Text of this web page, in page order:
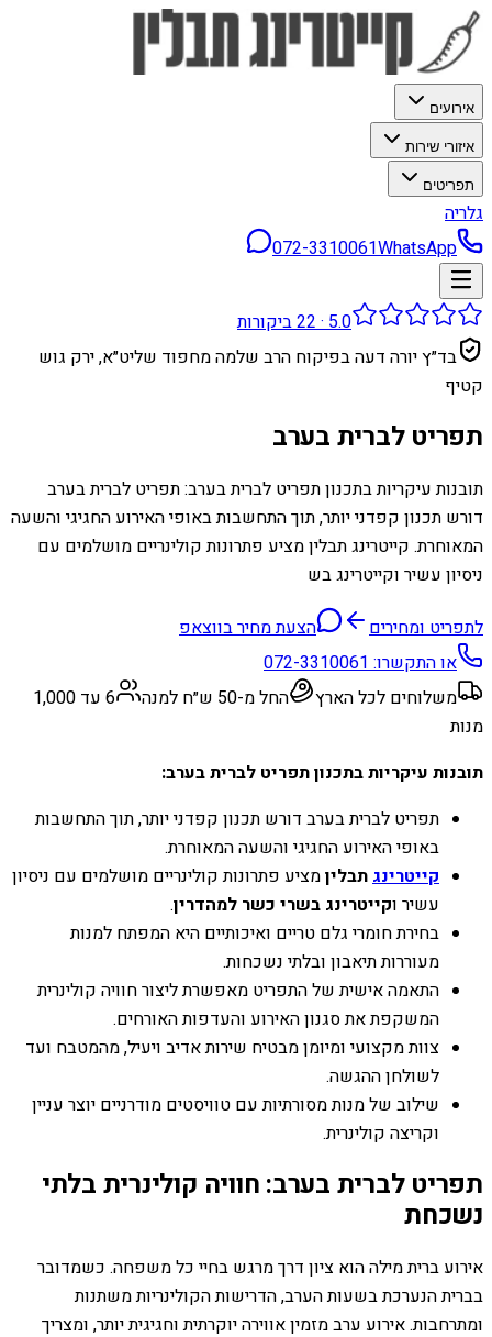
אירועים
איזורי שירות
תפריטים
גלריה
072-3310061WhatsApp
5.0
·
22ביקורות
בד״ץ יורה דעה בפיקוח הרב שלמה מחפוד שליט״א, ירק גוש
קטיף
תפריט לברית בערב
תובנות עיקריות בתכנון תפריט לברית בערב: תפריט לברית בערב
דורש תכנון קפדני יותר, תוך התחשבות באופי האירוע החגיגי והשעה
המאוחרת. קייטרינג תבלין מציע פתרונות קולינריים מושלמים עם
ניסיון עשיר וקייטרינג בש
לתפריט ומחירים
הצעת מחיר בווצאפ
או התקשרו:072-3310061
משלוחים לכל הארץ
החל מ-50 ש״ח למנה
6 עד 1,000
מנות
תובנות עיקריות בתכנון תפריט לברית בערב:
תפריט לברית בערב דורש תכנון קפדני יותר, תוך התחשבות
באופי האירוע החגיגי והשעה המאוחרת.
קייטרינגתבליןמציע פתרונות קולינריים מושלמים עם ניסיון
עשיר וקייטרינג בשרי כשר למהדרין.
בחירת חומרי גלם טריים ואיכותיים היא המפתח למנות
מעוררות תיאבון ובלתי נשכחות.
התאמה אישית של התפריט מאפשרת ליצור חוויה קולינרית
המשקפת את סגנון האירוע והעדפות האורחים.
צוות מקצועי ומיומן מבטיח שירות אדיב ויעיל, מהמטבח ועד
לשולחן ההגשה.
שילוב של מנות מסורתיות עם טוויסטים מודרניים יוצר עניין
וקריצה קולינרית.
תפריט לברית בערב: חוויה קולינרית בלתי
נשכחת
אירוע ברית מילה הוא ציון דרך מרגש בחיי כל משפחה. כשמדובר
בברית הנערכת בשעות הערב, הדרישות הקולינריות משתנות
ומתרחבות. אירוע ערב מזמין אווירה יוקרתית וחגיגית יותר, ומצריך